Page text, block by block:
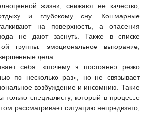
жизни, снижают ее качество,
отдыху и глубокому сну. Кошмарные
на поверхность, а опасения
не дают заснуть. Также в списке
группы: эмоциональное выгорание,
дела.
себя: «почему я постоянно резко
по несколько раз», но не связывает
возбуждение и инсомнию. Такие
только специалисту, который в процессе
рассматривает ситуацию непредвзято,